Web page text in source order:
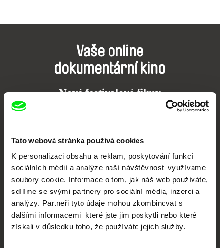
Tato webová stránka používá cookies
K personalizaci obsahu a reklam, poskytování funkcí
sociálních médií a analýze naší návštěvnosti využíváme
soubory cookie. Informace o tom, jak náš web používáte,
sdílíme se svými partnery pro sociální média, inzerci a
analýzy. Partneři tyto údaje mohou zkombinovat s
dalšími informacemi, které jste jim poskytli nebo které
získali v důsledku toho, že používáte jejich služby.
Vaše online
dokumentární kino
Nové festivalové filmy
festivalů dokumentárního filmu sdružených do Doc Alliance. Naším cílem je
podporovat kvalitní autorské filmy.
Členové Doc Alliance